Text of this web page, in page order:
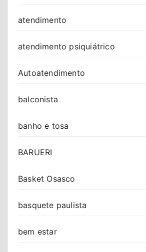
atendimento
atendimento psiquiátrico
Autoatendimento
balconista
banho e tosa
BARUERI
Basket Osasco
basquete paulista
bem estar